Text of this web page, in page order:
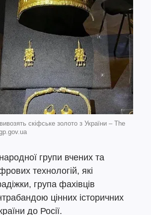
скіфське золото з України – The
групи вчених та
технологій, які
група фахівців
цінних історичних
до Росії.